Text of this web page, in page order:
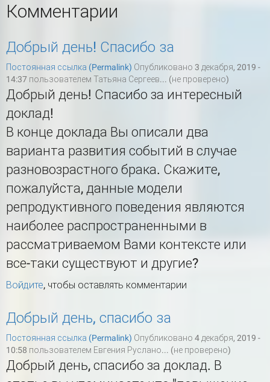
Комментарии
Добрый день! Спасибо за
Постоянная ссылка (Permalink) Опубликовано 3 декабря, 2019 -
14:37 пользователем Татьяна Сергеев... (не проверено)
Добрый день! Спасибо за интересный
доклад!
В конце доклада Вы описали два
варианта развития событий в случае
разновозрастного брака. Скажите,
пожалуйста, данные модели
репродуктивного поведения являются
наиболее распространенными в
рассматриваемом Вами контексте или
все-таки существуют и другие?
Войдите, чтобы оставлять комментарии
Добрый день, спасибо за
Постоянная ссылка (Permalink) Опубликовано 4 декабря, 2019 -
10:58 пользователем Евгения Руслано... (не проверено)
Добрый день, спасибо за доклад. В